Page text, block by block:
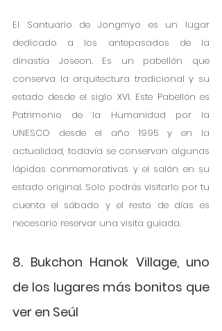
El Santuario de Jongmyo es un lugar
dedicado a los antepasados de la
dinastía Joseon. Es un pabellón que
conserva la arquitectura tradicional y su
estado desde el siglo XVI. Este Pabellón es
Patrimonio de la Humanidad por la
UNESCO desde el año 1995 y en la
actualidad, todavía se conservan algunas
lápidas conmemorativas y el salón en su
estado original. Solo podrás visitarlo por tu
cuenta el sábado y el resto de días es
necesario reservar una visita guiada.
8. Bukchon Hanok Village, uno
de los lugares más bonitos que
ver en Seúl